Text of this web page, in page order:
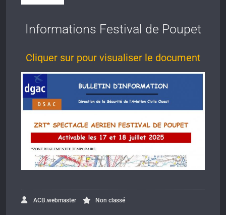
Informations Festival de Poupet
Cliquer sur pour visualiser le document
ACB.webmaster Non classé